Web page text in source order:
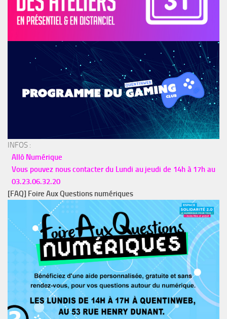
INFOS :
Allô Numérique
Vous pouvez nous contacter du Lundi au jeudi de 14h à 17h au
03.23.06.32.20
[FAQ] Foire Aux Questions numériques